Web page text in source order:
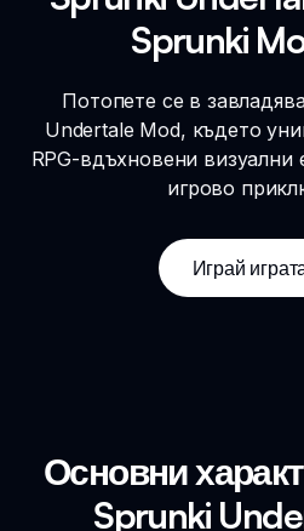
Sprunki
Потопете се в
Undertale Mod, където
RPG-вдъхновени визуални
игрово
Играй
Основни
Sprunki